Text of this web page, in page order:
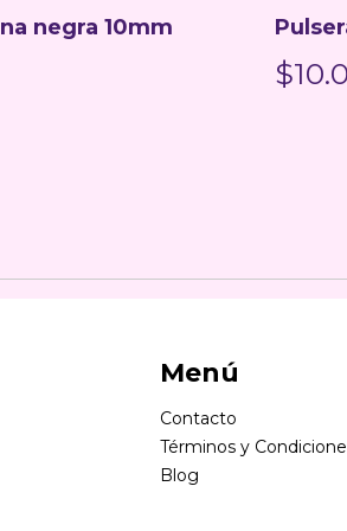
negra 10mm
Menú
Contacto
Términos y
Blog